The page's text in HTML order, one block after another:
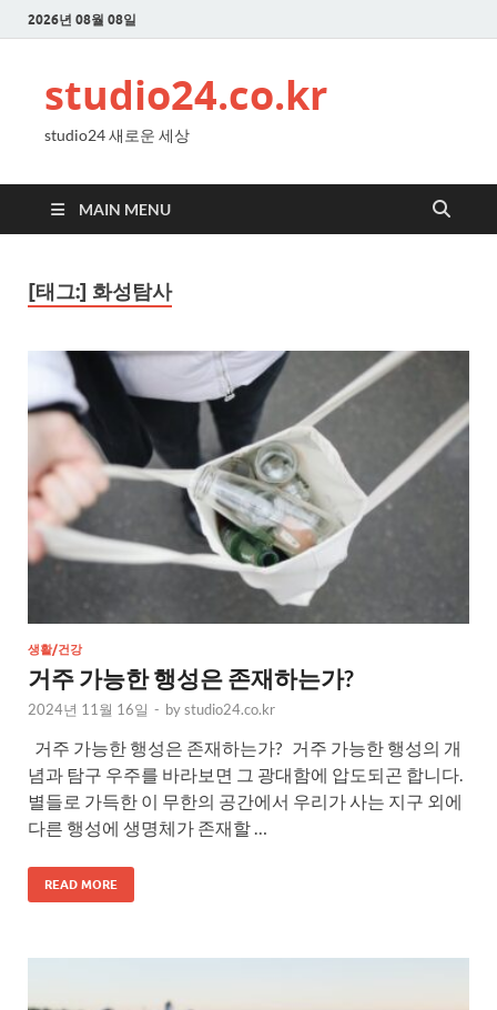
2026년 08월 08일
studio24.co.kr
studio24 새로운 세상
MAIN MENU
[태그:] 화성탐사
생활/건강
거주 가능한 행성은 존재하는가?
2024년 11월 16일 - bystudio24.co.kr
거주 가능한 행성은 존재하는가? 거주 가능한 행성의 개
념과 탐구 우주를 바라보면 그 광대함에 압도되곤 합니다.
별들로 가득한 이 무한의 공간에서 우리가 사는 지구 외에
다른 행성에 생명체가 존재할 …
READ MORE